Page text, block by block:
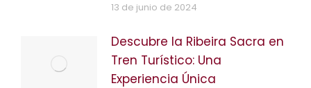
13 de junio de 2024
Descubre la Ribeira Sacra en
Tren Turístico: Una
Experiencia Única